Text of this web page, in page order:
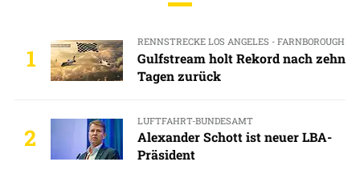
1
RENNSTRECKE LOS ANGELES - FARNBOROUGH
Gulfstream holt Rekord nach zehn
Tagen zurück
2
LUFTFAHRT-BUNDESAMT
Alexander Schott ist neuer LBA-
Präsident